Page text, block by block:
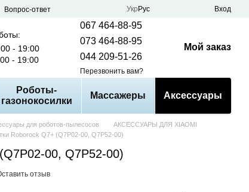
Вопрос-ответ
Укр Рус Вход
- 19:00
- 19:00
067 464-88-95
073 464-88-95
044 209-51-26
Перезвонить вам?
Мой заказ
Роботы-
газонокосилки
Массажеры Аксессуары
для роботов-пылесосов
АКСЕССУАРЫ ДЛЯ XIAOMI
Roborock Q7+ (Q7P02-00, Q7P52-00)
00, Q7P52-00)
отзыв